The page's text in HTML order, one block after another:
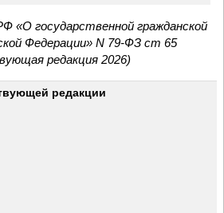
«О государственной гражданской
Федерации» N 79-ФЗ ст 65
редакция 2026)
редакции